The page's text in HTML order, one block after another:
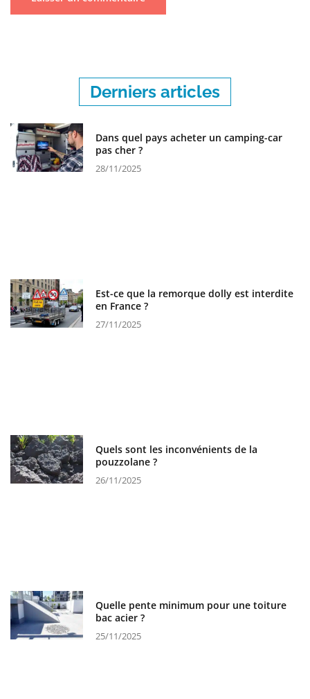
Derniers articles
Dans quel pays acheter un camping-car
pas cher ?
28/11/2025
Est-ce que la remorque dolly est interdite
en France ?
27/11/2025
Quels sont les inconvénients de la
pouzzolane ?
26/11/2025
Quelle pente minimum pour une toiture
bac acier ?
25/11/2025